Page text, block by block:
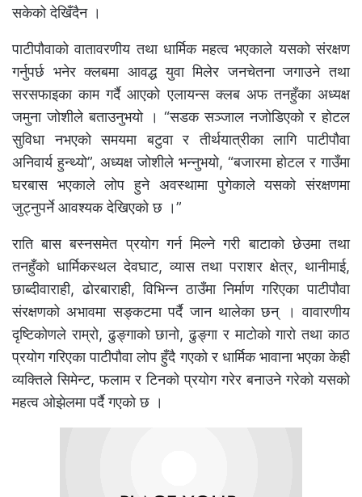
सकेको देखिँदैन ।
पाटीपौवाको वातावरणीय तथा धार्मिक महत्व भएकाले यसको संरक्षण
गर्नुपर्छ भनेर क्लबमा आवद्ध युवा मिलेर जनचेतना जगाउने तथा
सरसफाइका काम गर्दै आएको एलायन्स क्लब अफ तनहुँका अध्यक्ष
जमुना जोशीले बताउनुभयो । “सडक सञ्जाल नजोडिएको र होटल
सुविधा नभएको समयमा बटुवा र तीर्थयात्रीका लागि पाटीपौवा
अनिवार्य हुन्थ्यो”, अध्यक्ष जोशीले भन्नुभयो, “बजारमा होटल र गाउँमा
घरबास भएकाले लोप हुने अवस्थामा पुगेकाले यसको संरक्षणमा
जुट्नुपर्ने आवश्यक देखिएको छ ।”
राति बास बस्नसमेत प्रयोग गर्न मिल्ने गरी बाटाको छेउमा तथा
तनहुँको धार्मिकस्थल देवघाट, व्यास तथा पराशर क्षेत्र, थानीमाई,
छाब्दीवाराही, ढोरबाराही, विभिन्न ठाउँमा निर्माण गरिएका पाटीपौवा
संरक्षणको अभावमा सङ्कटमा पर्दै जान थालेका छन् । वावारणीय
दृष्टिकोणले राम्रो, ढुङ्गाको छानो, ढुङ्गा र माटोको गारो तथा काठ
प्रयोग गरिएका पाटीपौवा लोप हुँदै गएको र धार्मिक भावाना भएका केही
व्यक्तिले सिमेन्ट, फलाम र टिनको प्रयोग गरेर बनाउने गरेको यसको
महत्व ओझेलमा पर्दै गएको छ ।